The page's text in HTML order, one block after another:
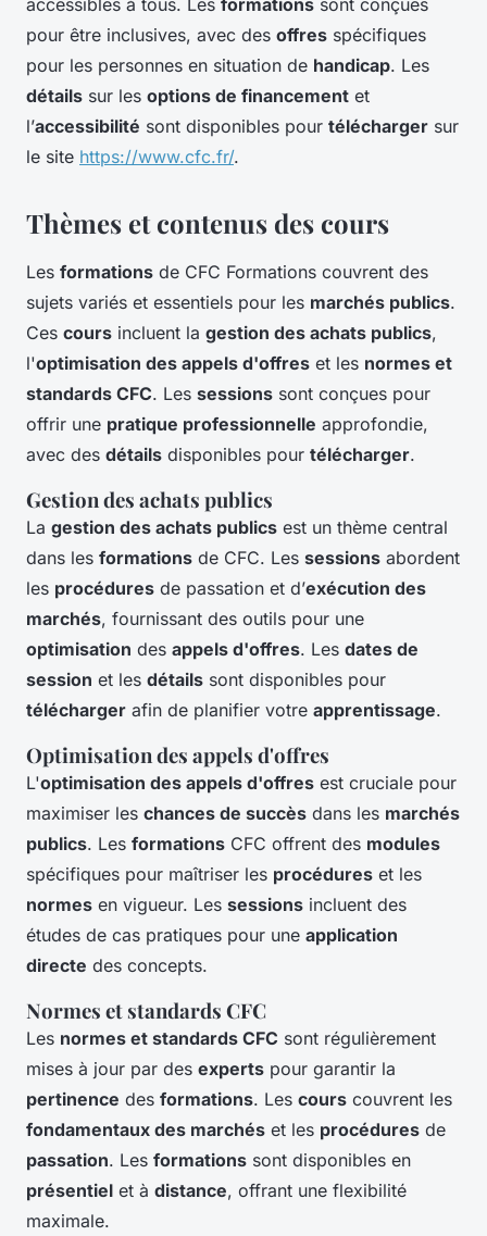
accessibles à tous. Les formations sont conçues
pour être inclusives, avec des offres spécifiques
pour les personnes en situation de handicap. Les
détails sur les options de financement et
l’accessibilité sont disponibles pour télécharger sur
le site https://www.cfc.fr/.
Thèmes et contenus des cours
Les formations de CFC Formations couvrent des
sujets variés et essentiels pour les marchés publics.
Ces cours incluent la gestion des achats publics,
l'optimisation des appels d'offres et les normes et
standards CFC. Les sessions sont conçues pour
offrir une pratique professionnelle approfondie,
avec des détails disponibles pour télécharger.
Gestion des achats publics
La gestion des achats publics est un thème central
dans les formations de CFC. Les sessions abordent
les procédures de passation et d’exécution des
marchés, fournissant des outils pour une
optimisation des appels d'offres. Les dates de
session et les détails sont disponibles pour
télécharger afin de planifier votre apprentissage.
Optimisation des appels d'offres
L'optimisation des appels d'offres est cruciale pour
maximiser les chances de succès dans les marchés
publics. Les formations CFC offrent des modules
spécifiques pour maîtriser les procédures et les
normes en vigueur. Les sessions incluent des
études de cas pratiques pour une application
directe des concepts.
Normes et standards CFC
Les normes et standards CFC sont régulièrement
mises à jour par des experts pour garantir la
pertinence des formations. Les cours couvrent les
fondamentaux des marchés et les procédures de
passation. Les formations sont disponibles en
présentiel et à distance, offrant une flexibilité
maximale.